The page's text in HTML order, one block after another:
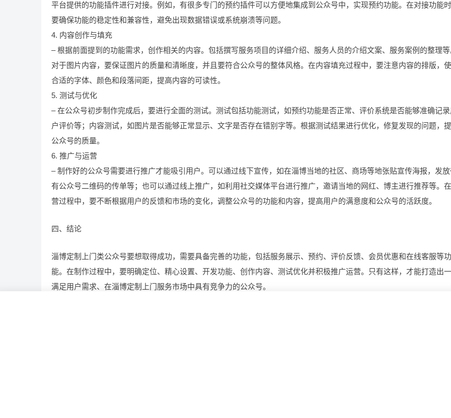
平台提供的功能插件进行对接。例如，有很多专门的预约插件可以方便地集成到公众号中，实现预约功能。在对接功能时
要确保功能的稳定性和兼容性，避免出现数据错误或系统崩溃等问题。
4. 内容创作与填充
– 根据前面提到的功能需求，创作相关的内容。包括撰写服务项目的详细介绍、服务人员的介绍文案、服务案例的整理等
对于图片内容，要保证图片的质量和清晰度，并且要符合公众号的整体风格。在内容填充过程中，要注意内容的排版，
合适的字体、颜色和段落间距，提高内容的可读性。
5. 测试与优化
– 在公众号初步制作完成后，要进行全面的测试。测试包括功能测试，如预约功能是否正常、评价系统是否能够准确记录
户评价等；内容测试，如图片是否能够正常显示、文字是否存在错别字等。根据测试结果进行优化，修复发现的问题，
公众号的质量。
6. 推广与运营
– 制作好的公众号需要进行推广才能吸引用户。可以通过线下宣传，如在淄博当地的社区、商场等地张贴宣传海报，发
有公众号二维码的传单等；也可以通过线上推广，如利用社交媒体平台进行推广，邀请当地的网红、博主进行推荐等。
营过程中，要不断根据用户的反馈和市场的变化，调整公众号的功能和内容，提高用户的满意度和公众号的活跃度。
四、结论
淄博定制上门类公众号要想取得成功，需要具备完善的功能，包括服务展示、预约、评价反馈、会员优惠和在线客服等功
能。在制作过程中，要明确定位、精心设置、开发功能、创作内容、测试优化并积极推广运营。只有这样，才能打造出
满足用户需求、在淄博定制上门服务市场中具有竞争力的公众号。